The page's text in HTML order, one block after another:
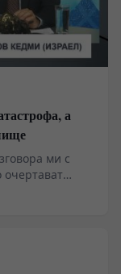
а
ми с
новини.